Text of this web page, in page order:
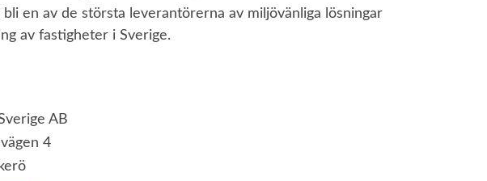
en av de största leverantörerna av miljövänliga lösningar
av fastigheter i Sverige.
AB
4